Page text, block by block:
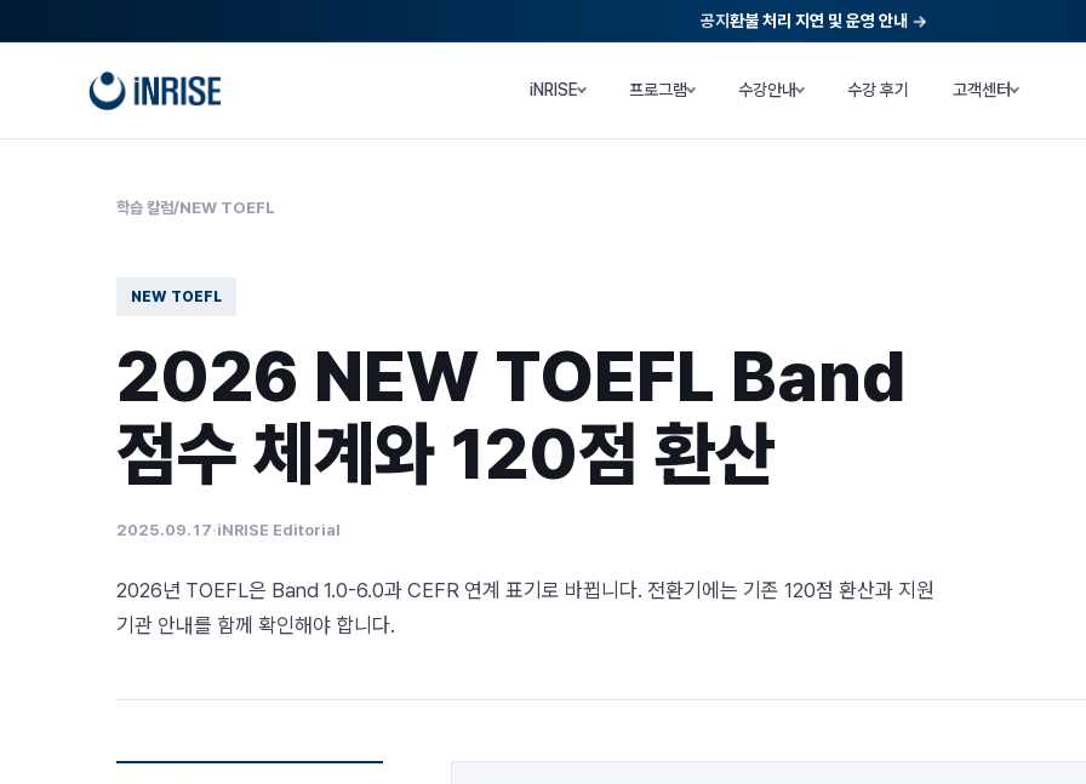
건너뛰기
공지환불 처리 지연 및 운영 안내
iNRISE 프로그램 수강안내 수강 후기 고객센터
학습 칼럼/NEW TOEFL
NEW TOEFL
2026 NEW TOEFL Band
점수 체계와 120점 환산
2025.09.17·iNRISE Editorial
2026년 TOEFL은 Band 1.0-6.0과 CEFR 연계 표기로 바뀝니다. 전환기에는 기존 120점 환산과 지원
기관 안내를 함께 확인해야 합니다.